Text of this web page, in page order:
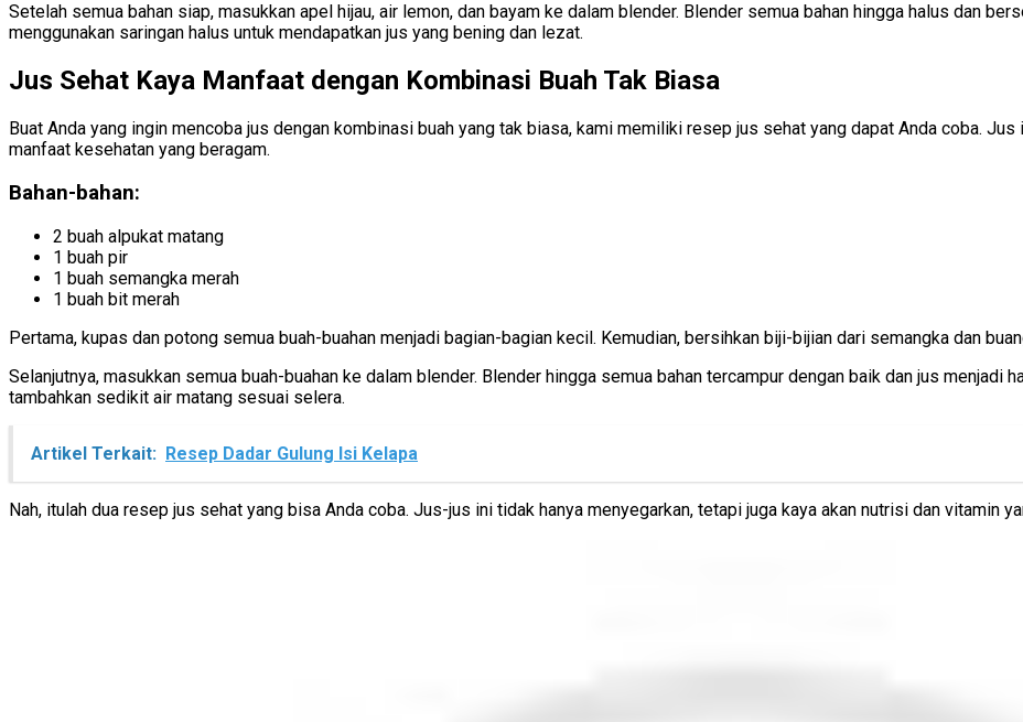
Setelah semua bahan siap, masukkan apel hijau, air lemon, dan bayam ke dalam blender. Blender semua bahan hingga halus dan
menggunakan saringan halus untuk mendapatkan jus yang bening dan lezat.
Jus Sehat Kaya Manfaat dengan Kombinasi Buah Tak Biasa
Buat Anda yang ingin mencoba jus dengan kombinasi buah yang tak biasa, kami memiliki resep jus sehat yang dapat Anda coba.
manfaat kesehatan yang beragam.
Bahan-bahan:
2 buah alpukat matang
1 buah pir
1 buah semangka merah
1 buah bit merah
Pertama, kupas dan potong semua buah-buahan menjadi bagian-bagian kecil. Kemudian, bersihkan biji-bijian dari semangka dan
Selanjutnya, masukkan semua buah-buahan ke dalam blender. Blender hingga semua bahan tercampur dengan baik dan jus menjadi
tambahkan sedikit air matang sesuai selera.
Artikel Terkait: Resep Dadar Gulung Isi Kelapa
Nah, itulah dua resep jus sehat yang bisa Anda coba. Jus-jus ini tidak hanya menyegarkan, tetapi juga kaya akan nutrisi dan vitamin